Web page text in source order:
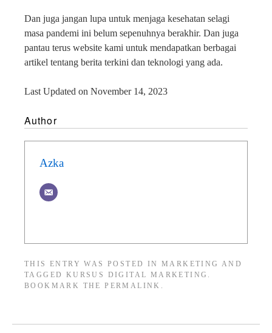
Dan juga jangan lupa untuk menjaga kesehatan selagi
masa pandemi ini belum sepenuhnya berakhir. Dan juga
pantau terus website kami untuk mendapatkan berbagai
artikel tentang berita terkini dan teknologi yang ada.
Last Updated on November 14, 2023
Author
Azka
THIS ENTRY WAS POSTED IN MARKETING AND
TAGGED KURSUS DIGITAL MARKETING .
BOOKMARK THEPERMALINK .